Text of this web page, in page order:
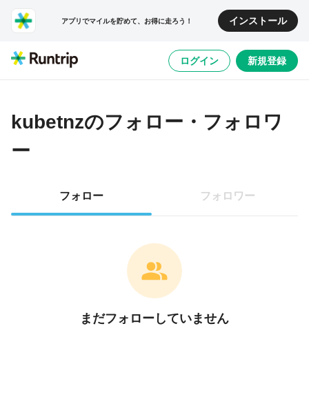
アプリでマイルを貯めて、お得に走ろう！ インストール
ログイン 新規登録
kubetnzのフォロー・フォロワ
ー
フォロー フォロワー
まだフォローしていません